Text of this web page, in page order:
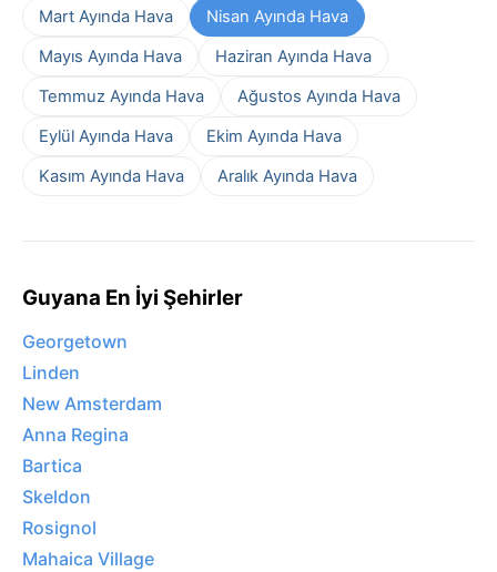
Mart Ayında Hava
Nisan Ayında Hava
Mayıs Ayında Hava
Haziran Ayında Hava
Temmuz Ayında Hava
Ağustos Ayında Hava
Eylül Ayında Hava
Ekim Ayında Hava
Kasım Ayında Hava
Aralık Ayında Hava
Guyana En İyi Şehirler
Georgetown
Linden
New Amsterdam
Anna Regina
Bartica
Skeldon
Rosignol
Mahaica Village